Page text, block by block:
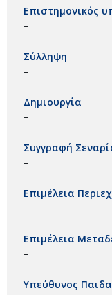
Επιστημονικός
–
Σύλληψη
–
Δημιουργία
–
Συγγραφή
–
Επιμέλεια
–
Επιμέλεια
–
Υπεύθυνος